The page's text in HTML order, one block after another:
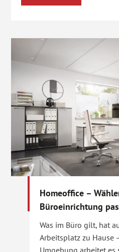
Homeoffice –
Büroeinrichtung
Was im Büro gilt, hat
Arbeitsplatz zu Hause